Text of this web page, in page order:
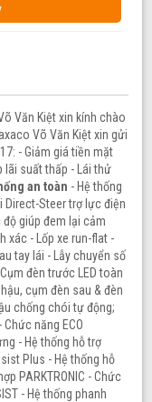
Văn Kiệt xin kính chào
Võ Văn Kiệt xin gửi
- Giảm giá tiền mặt
lãi suất thấp - Lái thử
an toàn - Hệ thống
Direct-Steer trợ lực điện
giúp đem lại cảm
xác - Lốp xe run-flat -
tay lái - Lẫy chuyển số
đèn trước LED toàn
cụm đèn sau & đèn
chống chói tự động;
năng ECO
- Hệ thống hỗ trợ
Plus - Hệ thống hỗ
PARKTRONIC - Chức
- Hệ thống phanh